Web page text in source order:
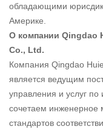
обладающими
Америке.
О компании Qingdao
Co., Ltd.
Компания Qingdao
является ведущим
управления и услуг
сочетаем инженерное
стандартов